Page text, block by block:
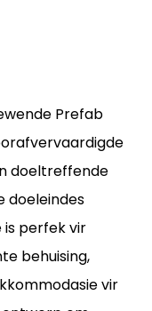
Prefab
doeltreffende
doeleindes
is perfek vir
behuising,
vir